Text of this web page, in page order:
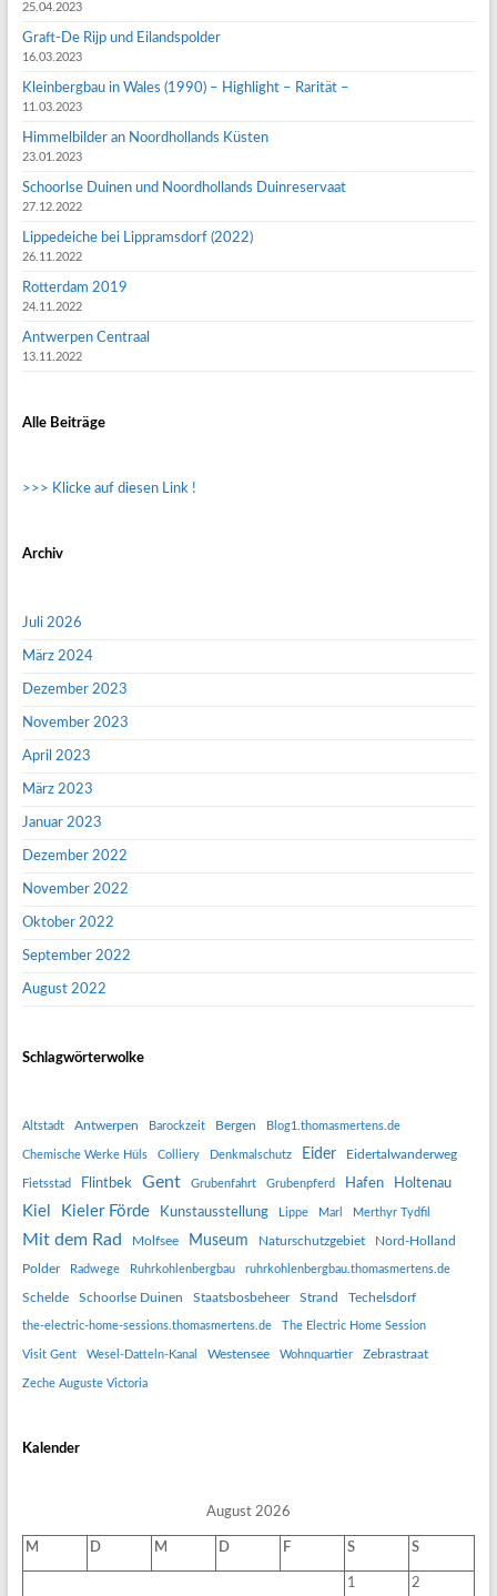
25.04.2023
Graft-De Rijp und Eilandspolder
16.03.2023
Kleinbergbau in Wales (1990) – Highlight – Rarität –
11.03.2023
Himmelbilder an Noordhollands Küsten
23.01.2023
Schoorlse Duinen und Noordhollands Duinreservaat
27.12.2022
Lippedeiche bei Lippramsdorf (2022)
26.11.2022
Rotterdam 2019
24.11.2022
Antwerpen Centraal
13.11.2022
Alle Beiträge
>>> Klicke auf diesen Link !
Archiv
Juli 2026
März 2024
Dezember 2023
November 2023
April 2023
März 2023
Januar 2023
Dezember 2022
November 2022
Oktober 2022
September 2022
August 2022
Schlagwörterwolke
Altstadt Antwerpen Barockzeit Bergen Blog1.thomasmertens.de
Chemische Werke Hüls Colliery Denkmalschutz Eider Eidertalwanderweg
Fietsstad Flintbek Gent Grubenfahrt Grubenpferd Hafen Holtenau
Kiel Kieler Förde Kunstausstellung Lippe Marl Merthyr Tydfil
Mit dem Rad Molfsee Museum Naturschutzgebiet Nord-Holland
Polder Radwege Ruhrkohlenbergbau ruhrkohlenbergbau.thomasmertens.de
Schelde Schoorlse Duinen Staatsbosbeheer Strand Techelsdorf
the-electric-home-sessions.thomasmertens.de The Electric Home Session
Visit Gent Wesel-Datteln-Kanal Westensee Wohnquartier Zebrastraat
Zeche Auguste Victoria
Kalender
August 2026
M D M D F S S
1 2